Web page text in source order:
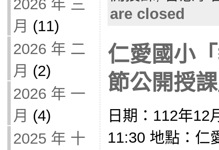
2026 年 三
月 (11)
2026 年 二
月 (2)
2026 年 一
月 (4)
2025 年 十
are closed
仁愛國小
節公開授
日期：112年12
11:30 地點：仁